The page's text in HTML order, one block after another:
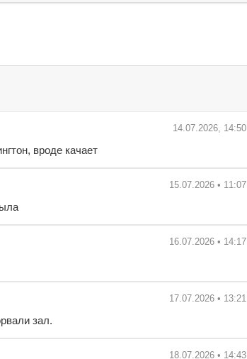
14.07.2026, 14:50
вроде качает
15.07.2026 • 11:07
16.07.2026 • 14:17
17.07.2026 • 13:21
зал.
18.07.2026 • 14:43